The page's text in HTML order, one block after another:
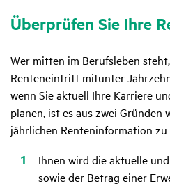
Über­prüfen Sie Ihre
Wer mitten im Berufsleben
Renteneintritt mitunter
wenn Sie aktuell Ihre Karriere
planen, ist es aus zwei
jährlichen Renteninformation zu
Ihnen wird die aktuelle
sowie der Betrag einer